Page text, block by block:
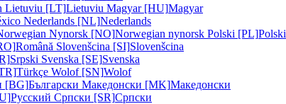
Lietuviu [LT]Lietuviu Magyar [HU]Magyar
Nederlands [NL]Nederlands
Nynorsk [NO]Norwegian nynorsk Polski [PL]Polski
Română Slovenšcina [SI]Slovenšcina
Srpski Svenska [SE]Svenska
Türkçe Wolof [SN]Wolof
[BG]Български Македонски [MK]Македонски
Русский Српски [SR]Српски